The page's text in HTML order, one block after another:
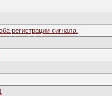
регистрации сигнала.